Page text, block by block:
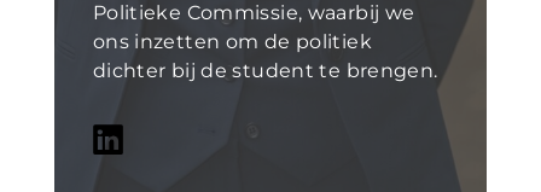
Politieke Commissie, waarbij we
ons inzetten om de politiek
dichter bij de student te brengen.